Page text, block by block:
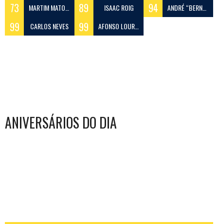
73 MARTIM MATOS “SHIRLEY” 89 ISAAC ROIG 94 ANDRÉ “BERNARDES”
99 CARLOS NEVES 99 AFONSO LOURENÇO
ANIVERSÁRIOS DO DIA